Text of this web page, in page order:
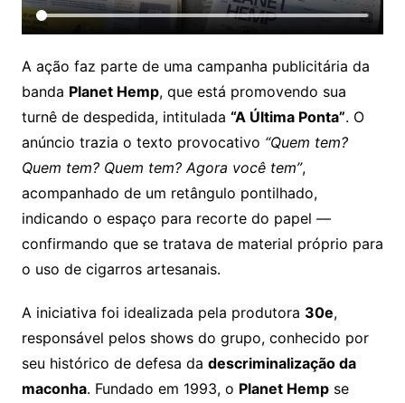
A ação faz parte de uma campanha publicitária da
banda Planet Hemp, que está promovendo sua
turnê de despedida, intitulada “A Última Ponta”. O
anúncio trazia o texto provocativo “Quem tem?
Quem tem? Quem tem? Agora você tem”,
acompanhado de um retângulo pontilhado,
indicando o espaço para recorte do papel —
confirmando que se tratava de material próprio para
o uso de cigarros artesanais.
A iniciativa foi idealizada pela produtora 30e,
responsável pelos shows do grupo, conhecido por
seu histórico de defesa da descriminalização da
maconha. Fundado em 1993, o Planet Hempse